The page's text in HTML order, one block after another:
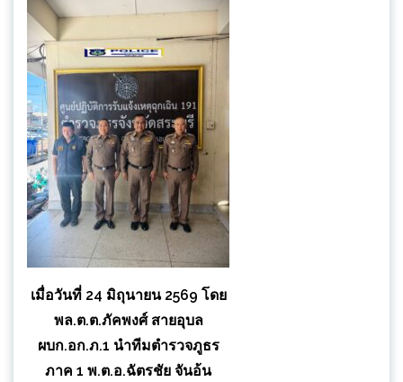
เมื่อวันที่ 24 มิถุนายน 2569 โดย
พล.ต.ต.ภัคพงศ์ สายอุบล
ผบก.อก.ภ.1 นำทีมตำรวจภูธร
ภาค 1 พ.ต.อ.ฉัตรชัย จันอ้น